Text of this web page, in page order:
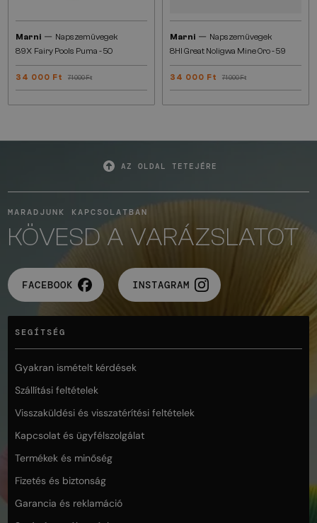
Marni — Napszemüvegek
89X Fairy Pools Puma - 50
34 000 Ft 71 000 Ft
Marni — Napszemüvegek
8HI Great Noligwa Mine Oro - 59
34 000 Ft 71 000 Ft
AZ OLDAL TETEJÉRE
MARADJUNK KAPCSOLATBAN
KÖVESD A VARÁZSLATOT
FACEBOOK INSTAGRAM
SEGÍTSÉG
Gyakran ismételt kérdések
Szállítási feltételek
Visszaküldési és visszatérítési feltételek
Kapcsolat és ügyfélszolgálat
Termékek és minőség
Fizetés és biztonság
Garancia és reklamáció